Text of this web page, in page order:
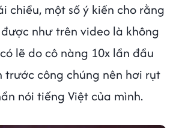
chiều, một số ý kiến cho rằng
như trên video là không
lẽ do cô nàng 10x lần đầu
công chúng nên hơi rụt
nói tiếng Việt của mình.